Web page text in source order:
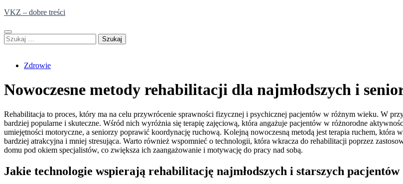
Skip
content
VKZ – dobre treści
Szukaj:
Zdrowie
Nowoczesne metody rehabilitacji dla najmłodszych i
Rehabilitacja to proces, który ma na celu przywrócenie sprawności fizycznej i psychicznej pacjentów w różnym wieku. W
bardziej popularne i skuteczne. Wśród nich wyróżnia się terapię zajęciową, która angażuje pacjentów w różnorodne
umiejętności motoryczne, a seniorzy poprawić koordynację ruchową. Kolejną nowoczesną metodą jest terapia ruchem, która
bardziej atrakcyjna i mniej stresująca. Warto również wspomnieć o technologii, która wkracza do rehabilitacji poprzez
domu pod okiem specjalistów, co zwiększa ich zaangażowanie i motywację do pracy nad sobą.
Jakie technologie wspierają rehabilitację najmłodszych i starszych pacjentów